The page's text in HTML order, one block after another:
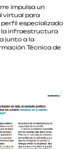
impulsa un
virtual para
especializado
la infraestructura
junto a la
Técnica de